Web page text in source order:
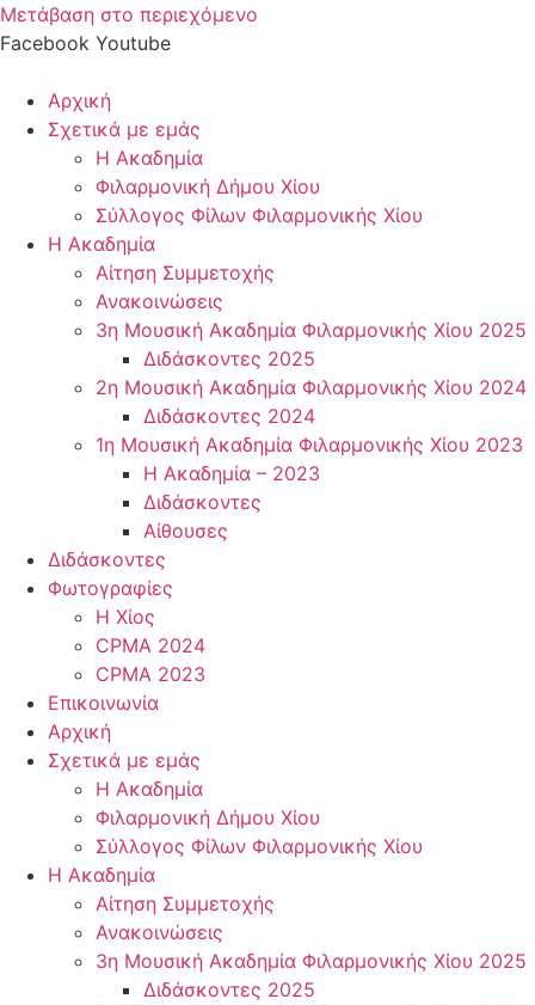
Μετάβαση στο περιεχόμενο
Facebook Youtube
Αρχική
Σχετικά με εμάς
Η Ακαδημία
Φιλαρμονική Δήμου Χίου
Σύλλογος Φίλων Φιλαρμονικής Χίου
Η Ακαδημία
Αίτηση Συμμετοχής
Ανακοινώσεις
3η Μουσική Ακαδημία Φιλαρμονικής Χίου 2025
Διδάσκοντες 2025
2η Μουσική Ακαδημία Φιλαρμονικής Χίου 2024
Διδάσκοντες 2024
1η Μουσική Ακαδημία Φιλαρμονικής Χίου 2023
Η Ακαδημία – 2023
Διδάσκοντες
Αίθουσες
Διδάσκοντες
Φωτογραφίες
Η Χίος
CPMA 2024
CPMA 2023
Επικοινωνία
Αρχική
Σχετικά με εμάς
Η Ακαδημία
Φιλαρμονική Δήμου Χίου
Σύλλογος Φίλων Φιλαρμονικής Χίου
Η Ακαδημία
Αίτηση Συμμετοχής
Ανακοινώσεις
3η Μουσική Ακαδημία Φιλαρμονικής Χίου 2025
Διδάσκοντες 2025